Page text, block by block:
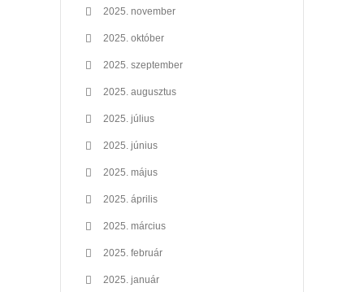
2025. november
2025. október
2025. szeptember
2025. augusztus
2025. július
2025. június
2025. május
2025. április
2025. március
2025. február
2025. január